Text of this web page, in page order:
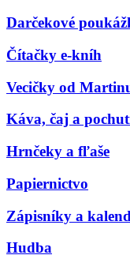
Darčekové
Čítačky e-kníh
Vecičky od
Káva, čaj a
Hrnčeky a fľaše
Papiernictvo
Zápisníky a
Hudba